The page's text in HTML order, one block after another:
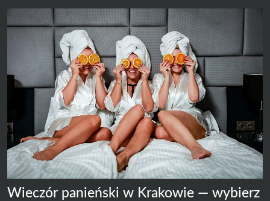
Wieczór panieński w Krakowie — wybierz